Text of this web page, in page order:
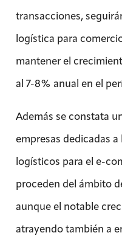
transacciones,
logística para
mantener el
al 7-8% anual en el
Además se constata
empresas dedicadas
logísticos para el e-
proceden del ámbito
aunque el notable
atrayendo también a